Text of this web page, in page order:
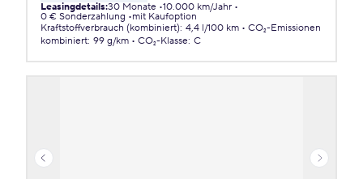
Leasingdetails:30 Monate 10.000 km/Jahr
0 € Sonderzahlung
mit Kaufoption
Kraftstoffverbrauch (kombiniert): 4,4 l/100 km
CO₂-Emissionen
kombiniert: 99 g/km CO₂-Klasse: C